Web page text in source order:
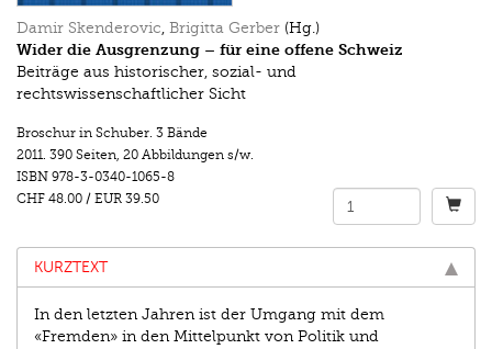
Damir Skenderovic, Brigitta Gerber (Hg.)
Wider die Ausgrenzung – für eine offene Schweiz
Beiträge aus historischer, sozial- und
rechtswissenschaftlicher Sicht
Broschur in Schuber. 3 Bände
2011. 390 Seiten, 20 Abbildungen s/w.
ISBN 978-3-0340-1065-8
CHF 48.00 / EUR 39.50
KURZTEXT
In den letzten Jahren ist der Umgang mit dem
«Fremden» in den Mittelpunkt von Politik und